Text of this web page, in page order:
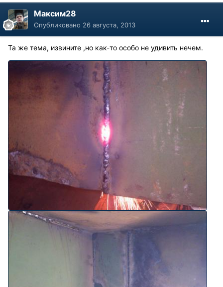
Максим28
Опубликовано 26 августа, 2013
Та же тема, извините ,но как-то особо не удивить нечем.